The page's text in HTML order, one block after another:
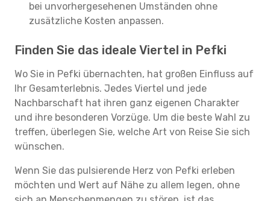
bei unvorhergesehenen Umständen ohne
zusätzliche Kosten anpassen.
Finden Sie das ideale Viertel in Pefki
Wo Sie in Pefki übernachten, hat großen Einfluss auf
Ihr Gesamterlebnis. Jedes Viertel und jede
Nachbarschaft hat ihren ganz eigenen Charakter
und ihre besonderen Vorzüge. Um die beste Wahl zu
treffen, überlegen Sie, welche Art von Reise Sie sich
wünschen.
Wenn Sie das pulsierende Herz von Pefki erleben
möchten und Wert auf Nähe zu allem legen, ohne